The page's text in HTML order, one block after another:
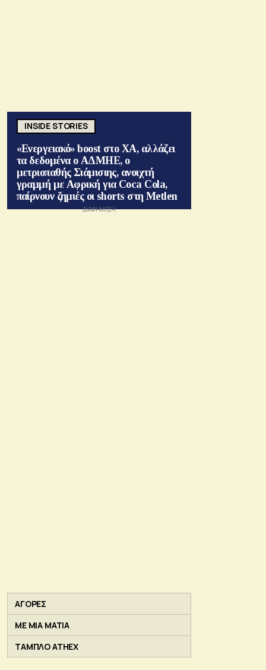
INSIDE STORIES
«Ενεργειακό» boost στο ΧΑ, αλλάζει
τα δεδομένα ο ΑΔΜΗΕ, ο
μετριοπαθής Σιάμισιης, ανοιχτή
γραμμή με Αφρική για Coca Cola,
παίρνουν ζημιές οι shorts στη Metlen
ΑΓΟΡΕΣ
ΜΕ ΜΙΑ ΜΑΤΙΑ
ΤΑΜΠΛΟ ATHEX